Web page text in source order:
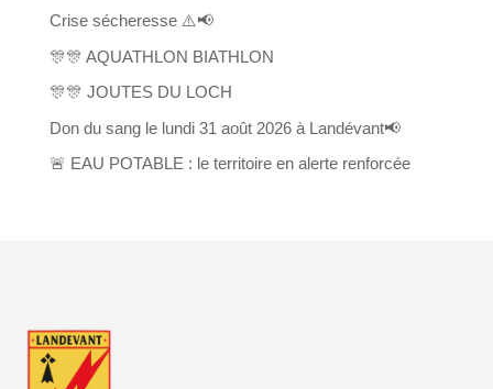
Crise sécheresse ⚠️📢
🎊🎊 AQUATHLON BIATHLON
🎊🎊 JOUTES DU LOCH
Don du sang le lundi 31 août 2026 à Landévant📢
🚨 EAU POTABLE : le territoire en alerte renforcée